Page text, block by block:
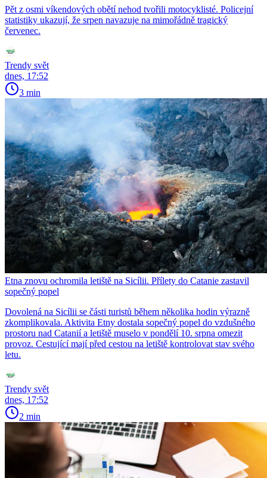
Pět z osmi víkendových obětí nehod tvořili motocyklisté. Policejní
statistiky ukazují, že srpen navazuje na mimořádně tragický
červenec.
Trendy svět
dnes, 17:52
3 min
Etna znovu ochromila letiště na Sicílii. Přílety do Catanie zastavil
sopečný popel
Dovolená na Sicílii se části turistů během několika hodin výrazně
zkomplikovala. Aktivita Etny dostala sopečný popel do vzdušného
prostoru nad Catanií a letiště muselo v pondělí 10. srpna omezit
provoz. Cestující mají před cestou na letiště kontrolovat stav svého
letu.
Trendy svět
dnes, 17:52
2 min